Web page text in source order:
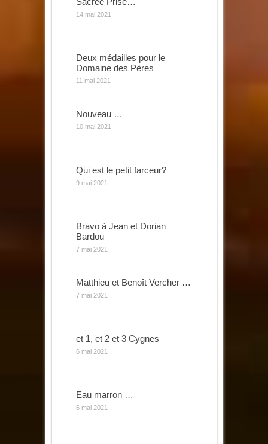
14 mai 2021
Deux médailles pour le
Domaine des Pères
11 mai 2021
Nouveau …
10 mai 2021
Qui est le petit farceur?
9 mai 2021
Bravo à Jean et Dorian
Bardou
7 mai 2021
Matthieu et Benoît Vercher …
7 mai 2021
et 1, et 2 et 3 Cygnes
6 mai 2021
Eau marron …
6 mai 2021